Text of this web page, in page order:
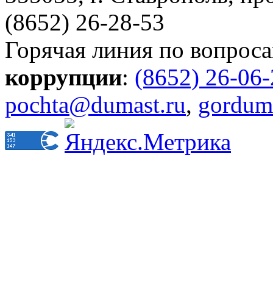
(8652) 26-28-53
Горячая линия по
коррупции: (8652) 26-
pochta@dumast.ru,